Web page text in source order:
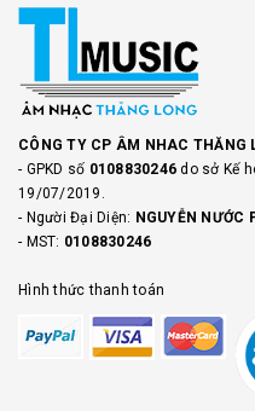
CÔNG TY CP ÂM NHAC THĂNG
- GPKD số 0108830246do sở Kế
19/07/2019.
- Người Đại Diện: NGUYỄN NƯỚC
- MST: 0108830246
Hình thức thanh toán